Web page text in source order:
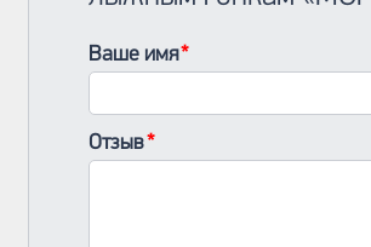
Ваше имя
Отзыв